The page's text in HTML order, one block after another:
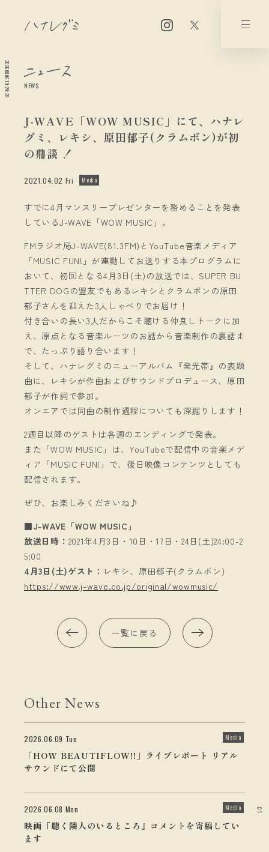
2026.08.06 19:24:28
01
NEWS
J-WAVE「WOW MUSIC」にて、ハナレ
グミ、レキシ、原田郁子(クラムボン)が初
の鼎談 ！
2021.04.02 Fri Media
すでに4月マンスリープレゼンターを務めることを発表
しているJ-WAVE「WOW MUSIC」。
FMラジオ局J-WAVE(81.3FM)とYouTube音楽メディア
「MUSIC FUN!」が連動してお送りする本プログラムに
おいて、初回となる4月3日(土)の放送では、SUPER BU
TTER DOGの盟友でもあるレキシとクラムボンの原田
郁子さんを迎えた3人しゃべりでお届け！
付き合いの長い3人だからこそ聴ける仲良しトークに加
え、原点となる音楽ルーツのお話から音楽制作の裏話ま
で、たっぷり語り合います！
そして、ハナレグミのニューアルバム『発光帯』の表題
曲に、レキシが作曲およびサウンドプロデュース、原田
郁子が作詞で参加。
オンエアでは同曲の制作過程についても深掘りします！
2週目以降のゲストは各週のエンディングで発表。
また「WOW MUSIC」は、YouTubeで配信中の音楽メデ
ィア「MUSIC FUN!」で、後日映像コンテンツとしても
配信されます。
ぜひ、お楽しみくださいね♪
■J-WAVE「WOW MUSIC」
放送日時： 2021年4月3日・10日・17日・24日(土)24:00-2
5:00
4月3日(土)ゲスト： レキシ、原田郁子(クラムボン)
https://www.j-wave.co.jp/original/wowmusic/
一覧に戻る
Other News
2026.06.09 Tue Media
「HOW BEAUTIFLOW!!」ライブレポート リアル
サウンドにて公開
2026.06.08 Mon Media
映画『聴く隣人のいるところ』コメントを寄稿してい
ます